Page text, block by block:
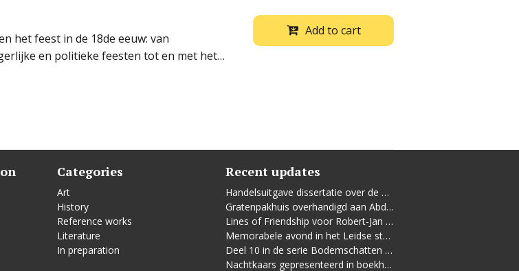
het feest in de 18de eeuw: van
en politieke feesten tot en met het…
Add to cart
Categories
Art
History
Reference works
Literature
In preparation
Recent updates
Handelsuitgave dissertatie over de Leidse vrouwenbeweging
Gratenpakhuis overhandigd aan Abdelhaq Jermoumi
Lines of Friendship voor Robert-Jan te Rijdt
Memorabele avond in het Leidse stadhuis
Deel 10 in de serie Bodemschatten en Bouwgeheimen verschenen
Nachtkaars gepresenteerd in boekhandel De Kler